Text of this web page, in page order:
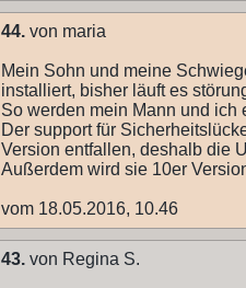
44. von maria
Mein Sohn und meine
installiert, bisher läuft es
So werden mein Mann und ich
Der support für
Version entfallen, deshalb die
Außerdem wird sie 10er
vom 18.05.2016, 10.46
43. von Regina S.